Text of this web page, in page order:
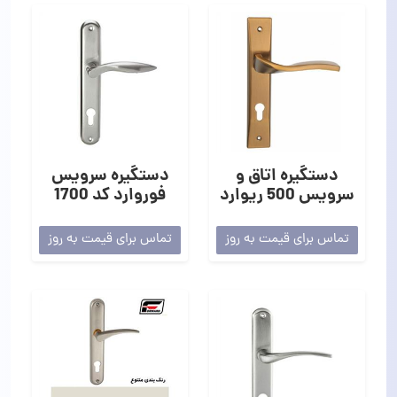
دستگیره اتاق و
سرویس 500 ریوارد
تماس برای قیمت به روز
دستگیره سرویس
فوروارد کد 1700
تماس برای قیمت به روز